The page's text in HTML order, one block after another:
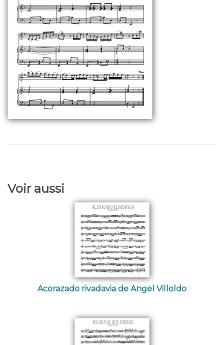
Voir aussi
Acorazado rivadavia de Angel Villoldo